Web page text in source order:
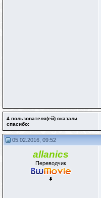
4 пользователя(ей) сказали
cпасибо:
05.02.2016, 09:52
allanics
Переводчик